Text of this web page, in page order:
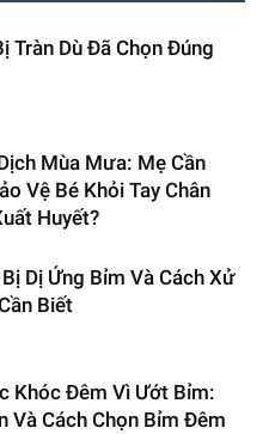
Tràn Dù Đã Chọn Đúng
Mùa Mưa: Mẹ Cần
Vệ Bé Khỏi Tay Chân
Huyết?
Dị Ứng Bỉm Và Cách Xử
Biết
Khóc Đêm Vì Ướt Bỉm:
Và Cách Chọn Bỉm Đêm